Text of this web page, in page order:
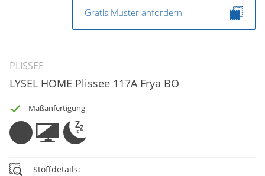
PLISSEE
LYSEL HOME Plissee 117A Frya BO
Maßanfertigung
Stoffdetails:
Gratis Muster anfordern